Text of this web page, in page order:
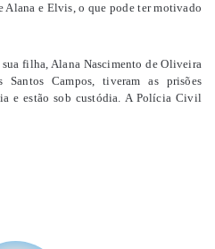
Alana e Elvis, o que pode ter motivado
sua filha, Alana Nascimento de Oliveira
Campos, tiveram as prisões
e estão sob custódia. A Polícia Civil